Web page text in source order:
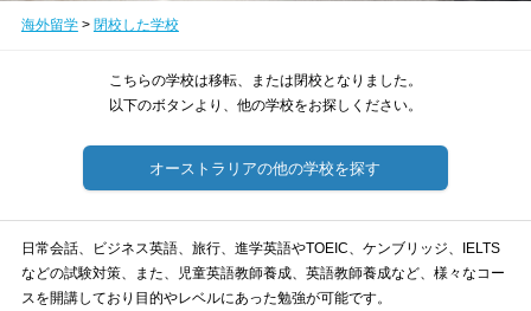
海外留学> 閉校した学校
こちらの学校は移転、または閉校となりました。
以下のボタンより、他の学校をお探しください。
オーストラリアの他の学校を探す
日常会話、ビジネス英語、旅行、進学英語やTOEIC、ケンブリッジ、IELTS
などの試験対策、また、児童英語教師養成、英語教師養成など、様々なコー
スを開講しており目的やレベルにあった勉強が可能です。